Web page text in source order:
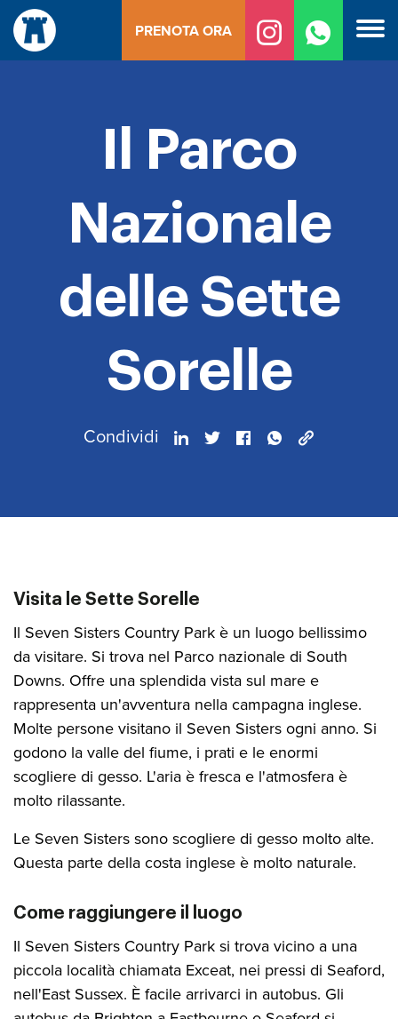
Vai
contenuto
PRENOTA ORA
Il Parco
Nazionale
delle Sette
Sorelle
Condividi
Visita le Sette Sorelle
Il Seven Sisters Country Park è un luogo bellissimo
da visitare. Si trova nel Parco nazionale di South
Downs. Offre una splendida vista sul mare e
rappresenta un'avventura nella campagna inglese.
Molte persone visitano il Seven Sisters ogni anno. Si
godono la valle del fiume, i prati e le enormi
scogliere di gesso. L'aria è fresca e l'atmosfera è
molto rilassante.
Le Seven Sisters sono scogliere di gesso molto alte.
Questa parte della costa inglese è molto naturale.
Come raggiungere il luogo
Il Seven Sisters Country Park si trova vicino a una
piccola località chiamata Exceat, nei pressi di Seaford,
nell'East Sussex. È facile arrivarci in autobus. Gli